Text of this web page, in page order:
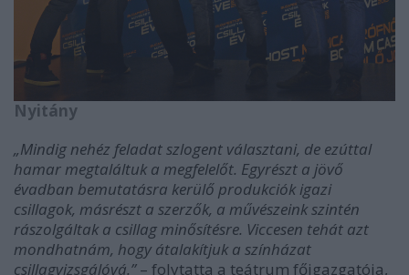
Nyitány
„Mindig nehéz feladat szlogent választani, de ezúttal
hamar megtaláltuk a megfelelőt. Egyrészt a jövő
évadban bemutatásra kerülő produkciók igazi
csillagok, másrészt a szerzők, a művészeink szintén
rászolgáltak a csillag minősítésre. Viccesen tehát azt
mondhatnám, hogy átalakítjuk a színházat
csillagvizsgálóvá.”– folytatta a teátrum főigazgatója,